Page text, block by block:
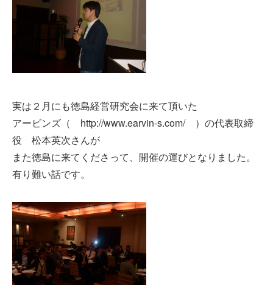
実は２月にも徳島経営研究会に来て頂いた
アービンズ（ http://www.earvin-s.com/ ）の代表取締
役 松本英次さんが
また徳島に来てくださって、開催の運びとなりました。
有り難い話です。